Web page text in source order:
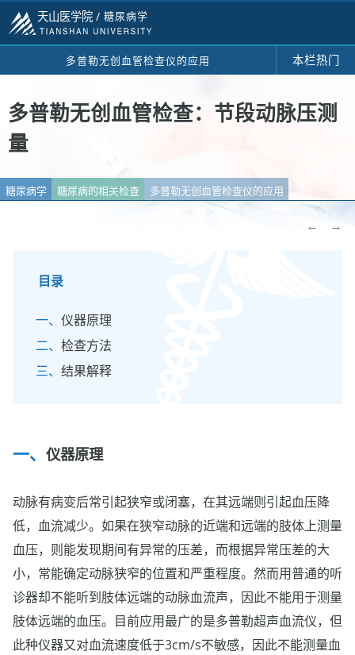
天山医学院 / 糖尿病学
多普勒无创血管检查仪的应用 本栏热门
多普勒无创血管检查：节段动脉压测
量
糖尿病学 糖尿病的相关检查 多普勒无创血管检查仪的应用
← →
目录
仪器原理
检查方法
结果解释
仪器原理
动脉有病变后常引起狭窄或闭塞，在其远端则引起血压降
低，血流减少。如果在狭窄动脉的近端和远端的肢体上测量
血压，则能发现期间有异常的压差，而根据异常压差的大
小，常能确定动脉狭窄的位置和严重程度。然而用普通的听
诊器却不能听到肢体远端的动脉血流声，因此不能用于测量
肢体远端的血压。目前应用最广的是多普勒超声血流仪，但
此种仪器又对血流速度低于3cm/s不敏感，因此不能测量血